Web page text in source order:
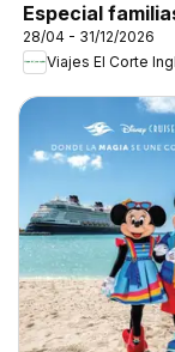
Especial
28/04 - 31/12/2026
Viajes El Corte